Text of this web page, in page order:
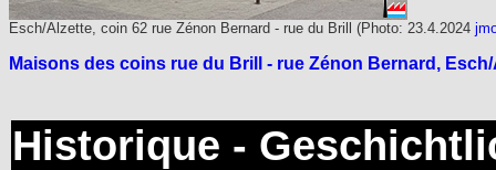
Esch/Alzette, coin 62 rue Zénon Bernard - rue du Brill (Photo: 23.4.2024
Maisons des coins rue du Brill - rue Zénon Bernard,
Historique -